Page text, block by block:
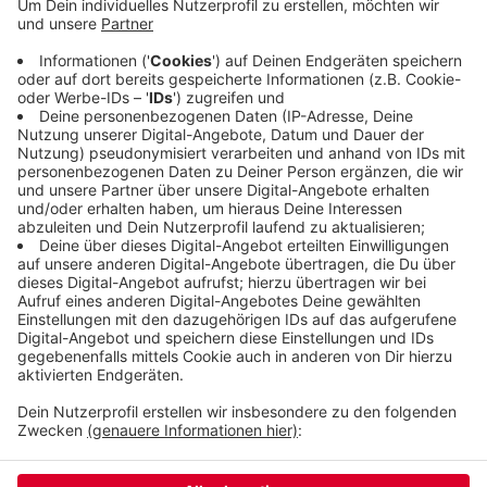
gibt es nicht, sagt Ulrich Jaeger, Chef von WSW-
neuen Schwebebahnen. Die verschleißen schon
nach 20.000 gefahrenen Kilometern. Warum das so
ist, darauf haben die Stadtwerke noch keine
Antwort.
Veröffentlicht:Mittwoch, 02.09.2020 12:00
Anzeige
Anzeige